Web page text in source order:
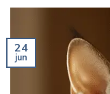
24
jun